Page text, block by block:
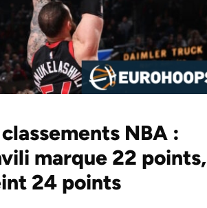
NBA :
marque 22 points,
24 points